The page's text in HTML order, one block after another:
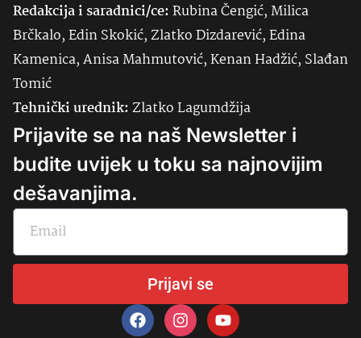
Redakcija i saradnici/ce:Rubina Čengić, Milica
Brčkalo, Edin Skokić, Zlatko Dizdarević, Edina
Kamenica, Anisa Mahmutović, Kenan Hadžić, Slađan
Tomić
Tehnički urednik:Zlatko Lagumdžija
Prijavite se na naš Newsletter i
budite uvijek u toku sa najnovijim
dešavanjima.
Prijavi se